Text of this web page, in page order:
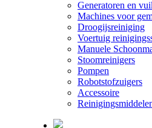
Generatoren en
Machines voor
Droogijsreiniging
Voertuig
Manuele
Stoomreinigers
Pompen
Robotstofzuigers
Accessoire